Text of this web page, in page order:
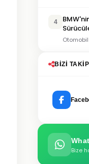
4
değil"
Otomobil
BIZI
Bize